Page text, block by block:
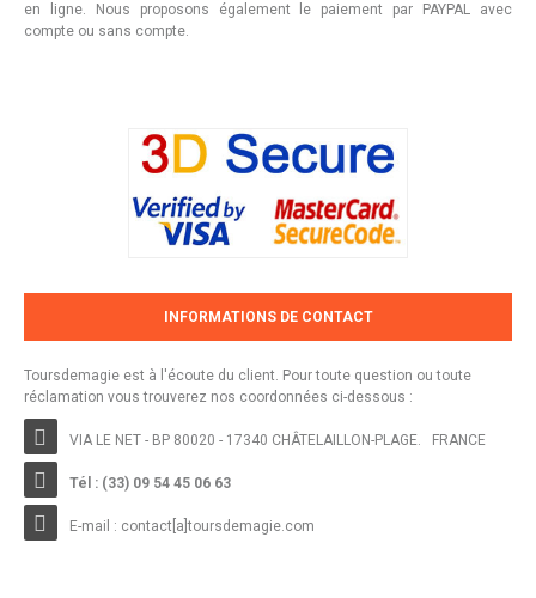
en ligne. Nous proposons également le paiement par PAYPAL avec
compte ou sans compte.
INFORMATIONS DE CONTACT
Toursdemagie est à l'écoute du client. Pour toute question ou toute
réclamation vous trouverez nos coordonnées ci-dessous :
VIA LE NET - BP 80020 - 17340 CHÂTELAILLON-PLAGE. FRANCE
Tél : (33) 09 54 45 06 63
E-mail : contact[a]toursdemagie.com